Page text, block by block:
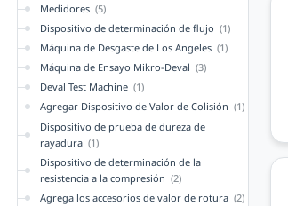
Medidores (5)
Dispositivo de determinación de flujo (1)
Máquina de Desgaste de Los Angeles (1)
Máquina de Ensayo Mikro-Deval (3)
Deval Test Machine (1)
Agregar Dispositivo de Valor de Colisión (1)
Dispositivo de prueba de dureza de
rayadura (1)
Dispositivo de determinación de la
resistencia a la compresión (2)
Agrega los accesorios de valor de rotura (2)